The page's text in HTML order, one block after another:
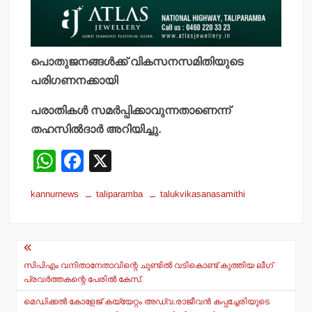
പൊതുജനങ്ങള്‍ക്ക് വികസനസമിതിയുടെ
പരിഗണനക്കായി
പരാതികള്‍ സമര്‍പ്പിക്കാവുന്നതാണെന്ന്
തഹസില്‍ദാര്‍ അറിയിച്ചു.
W
at
p
p
F
c
o
o
kannurnews taliparamba talukvikasanasamithi
Post
navigation
സിപിഎം വനിതാനേതാവിന്റെ ചുണ്ടില്‍ വടികൊണ്ട് കുത്തിയ ലീഗ്
പ്രവര്‍ത്തകന്റെ പേരില്‍ കേസ്.
മെഡിക്കല്‍ കോളേജ് കയ്യേറ്റം അഡ്വ.രാജീവന്‍ കപ്പച്ചേരിയുടെ